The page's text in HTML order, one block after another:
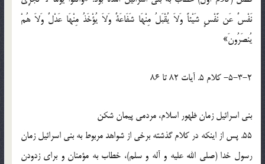
نَفْسٌ عَن نَّفْسٍ شَيْئاً وَلاَ يُقْبَلُ مِنْهَا شَفَاعَةٌ وَلاَ يُؤْخَذُ مِنْهَا عَدْلٌ وَلاَ هُمْ
يُنصَرُونَ»
5-3-2- کلام 5. آيات 82 تا 86
بني اسرائيل زمان ظهور اسلام، مردمي پيمان شکن
55. پس از اينکه در کلام گذشته برخي از شواهد مربوط به بني اسرائيل زمان
رسول خدا (صلي الله عليه و آله و سلم)، خطاب به مؤمنان و براي زدودن